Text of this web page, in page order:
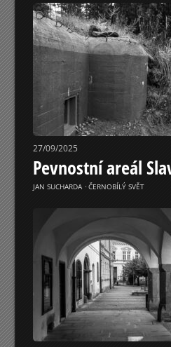
27/09/2025
Pevnostní areál
JAN SUCHARDA ⋅ ČERNOBÍLÝ SVĚT